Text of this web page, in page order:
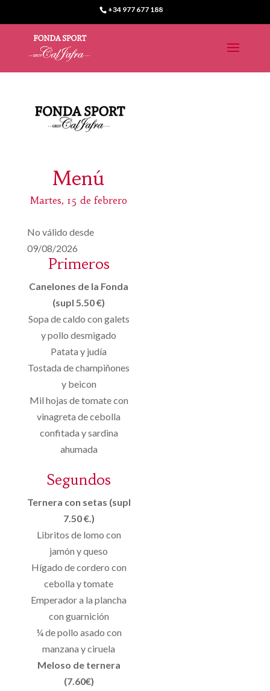
+34 977 677 188
Menú
Martes, 15 de febrero
No válido desde
09/08/2026
Primeros
Canelones de la Fonda
(supl 5.50 €)
Sopa de caldo con galets
y pollo desmigado
Patata y judía
Tostada de champiñones
y beicon
Mil hojas de tomate con
vinagreta de cebolla
confitada y sardina
ahumada
Segundos
Ternera con setas (supl
7.50 €.)
Libritos de lomo con
jamón y queso
Hígado de cordero con
cebolla y tomate
Emperador a la plancha
con guarnición
¼ de pollo asado con
manzana y ciruela
Meloso de ternera
(7.60€)